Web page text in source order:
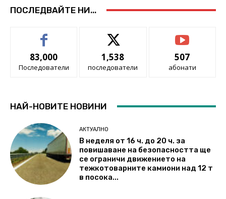
ПОСЛЕДВАЙТЕ НИ...
83,000
Последователи
1,538
последователи
507
абонати
НАЙ-НОВИТЕ НОВИНИ
АКТУАЛНО
В неделя от 16 ч. до 20 ч. за
повишаване на безопасността ще
се ограничи движението на
тежкотоварните камиони над 12 т
в посока...